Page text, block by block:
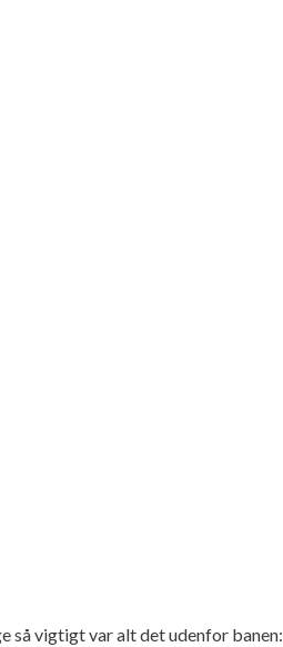
så vigtigt var alt det udenfor banen: